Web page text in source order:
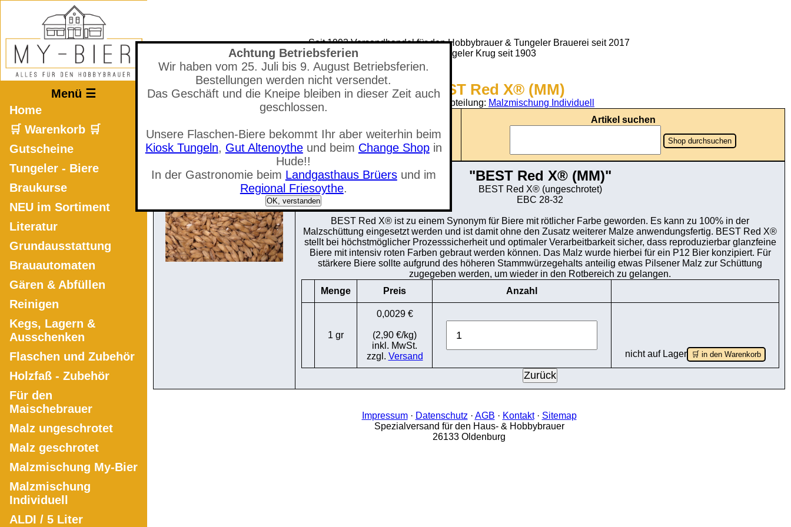
Achtung Betriebsferien
Wir haben vom 25. Juli bis 9. August Betriebsferien.
Bestellungen werden nicht versendet.
Das Geschäft und die Kneipe bleiben in dieser Zeit auch
geschlossen.
Unsere Flaschen-Biere bekommt Ihr aber weiterhin beim
Kiosk Tungeln, Gut Altenoytheund beim Change Shopin
Hude!!
In der Gastronomie beim Landgasthaus Brüersund im
Regional Friesoythe.
OK, verstanden
Seit 1993 Versandhandel für den Hobbybrauer & Tungeler Brauerei seit 2017
(Neuer) Tungeler Krug seit 1903
Menü ☰
Home
🛒 Warenkorb 🛒
Gutscheine
Tungeler - Biere
Braukurse
NEU im Sortiment
Literatur
Grundausstattung
Brauautomaten
Gären & Abfüllen
Reinigen
Kegs, Lagern &
Ausschenken
Flaschen und Zubehör
Holzfaß - Zubehör
Für den
Maischebrauer
Malz ungeschrotet
Malz geschrotet
Malzmischung My-Bier
Malzmischung
Individuell
ALDI / 5 Liter
Mastodon
Shop - BEST Red X® (MM)
Sie befinden sich in der Abteilung: Malzmischung Individuell
🛒 Warenkorb anzeigen
Anzahl der Artikel: 0
Gesamtwert: 0,00 €
Artikel suchen
Shop durchsuchen
"BEST Red X® (MM)"
BEST Red X® (ungeschrotet)
EBC 28-32
BEST Red X® ist zu einem Synonym für Biere mit rötlicher Farbe geworden. Es kann zu 100% in der
Malzschüttung eingesetzt werden und ist damit ohne den Zusatz weiterer Malze anwendungsfertig. BEST Red X®
stellt bei höchstmöglicher Prozesssicherheit und optimaler Verarbeitbarkeit sicher, dass reproduzierbar glanzfeine
Biere mit intensiv roten Farben gebraut werden können. Das Malz wurde hierbei für ein P12 Bier konzipiert. Für
stärkere Biere sollte aufgrund des höheren Stammwürzegehalts anteilig etwas Pilsener Malz zur Schüttung
zugegeben werden, um wieder in den Rotbereich zu gelangen.
Menge
Preis Anzahl
1 gr
0,0029 €
(2,90 €/kg)
inkl. MwSt.
zzgl. Versand nicht auf Lager 🛒 in den Warenkorb
Impressum· Datenschutz · AGB · Kontakt· Sitemap
Spezialversand für den Haus- & Hobbybrauer
26133 Oldenburg